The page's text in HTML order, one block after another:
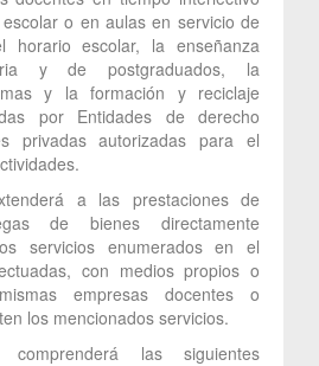
o en aulas en servicio de
horario escolar, la enseñanza
y de postgraduados, la
y la formación y reciclaje
por Entidades de derecho
privadas autorizadas para el
a las prestaciones de
de bienes directamente
servicios enumerados en el
con medios propios o
empresas docentes o
los mencionados servicios.
las siguientes